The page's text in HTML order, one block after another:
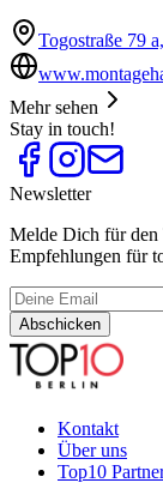
Togostraße 79
Mehr sehen
Stay in touch!
Newsletter
Melde Dich für den
Empfehlungen für
Abschicken
Kontakt
Über uns
Top10